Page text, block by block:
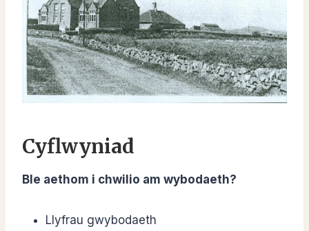
Cyflwyniad
Ble aethom i chwilio am wybodaeth?
Llyfrau gwybodaeth